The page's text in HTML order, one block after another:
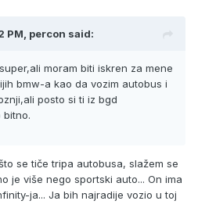
PM, percon said:
moram biti iskren za mene
bmw-a kao da vozim autobus i
posto si ti iz bgd
bitno.
se tiče tripa autobusa, slažem se
je više nego sportski auto... On ima
ja... Ja bih najradije vozio u toj